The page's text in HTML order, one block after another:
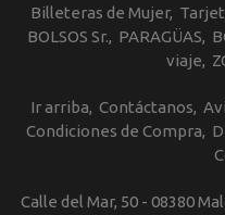
Billeteras de Mujer
BOLSOS Sr.
PARAGÜAS
viaje
Ir arriba Contáctanos
Condiciones de Compra
Calle del Mar, 50 - 08380